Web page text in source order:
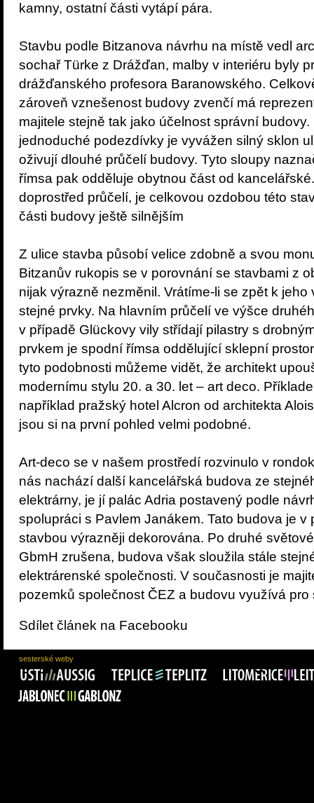
kamny, ostatní části vytápí pára.
Stavbu podle Bitzanova návrhu na místě vedl
sochař Türke z Drážďan, malby v interiéru byly
drážďanského profesora Baranowského.
zároveň vznešenost budovy zvenčí má
majitele stejně tak jako účelnost správní
jednoduché podezdívky je vyvážen silný sklon
oživují dlouhé průčelí budovy. Tyto sloupy
římsa pak odděluje obytnou část od
doprostřed průčelí, je celkovou ozdobou této
části budovy ještě silnějším
Z ulice stavba působí velice zdobně a svou
Bitzanův rukopis se v porovnání se stavbami z
nijak výrazně nezměnil. Vrátíme-li se zpět k
stejné prvky. Na hlavním průčelí ve výšce
v případě Glückovy vily střídají pilastry s
prvkem je spodní římsa oddělující sklepní
tyto podobnosti můžeme vidět, že architekt
modernímu stylu 20. a 30. let – art deco.
například pražský hotel Alcron od architekta
jsou si na první pohled velmi podobné.
Art-deco se v našem prostředí rozvinulo v
nás nachází další kancelářská budova ze
elektrárny, je jí palác Adria postavený podle
spolupráci s Pavlem Janákem. Tato budova je v
stavbou výrazněji dekorována. Po druhé
GbmH zrušena, budova však sloužila stále
elektrárenské společnosti. V současnosti je
pozemků společnost ČEZ a budovu využívá
Sdílet článek na Facebooku
sesterské weby